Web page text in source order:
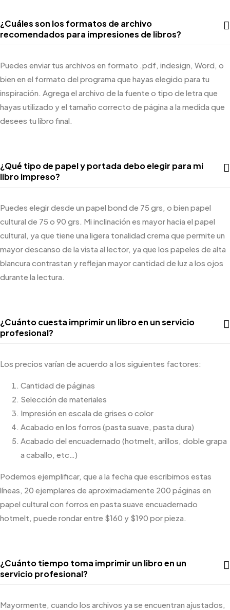
¿Cuáles son los formatos de archivo
recomendados para impresiones de libros?
Puedes enviar tus archivos en formato .pdf, indesign, Word, o
bien en el formato del programa que hayas elegido para tu
inspiración. Agrega el archivo de la fuente o tipo de letra que
hayas utilizado y el tamaño correcto de página a la medida que
desees tu libro final.
¿Qué tipo de papel y portada debo elegir para mi
libro impreso?
Puedes elegir desde un papel bond de 75 grs, o bien papel
cultural de 75 o 90 grs. Mi inclinación es mayor hacia el papel
cultural, ya que tiene una ligera tonalidad crema que permite un
mayor descanso de la vista al lector, ya que los papeles de alta
blancura contrastan y reflejan mayor cantidad de luz a los ojos
durante la lectura.
¿Cuánto cuesta imprimir un libro en un servicio
profesional?
Los precios varían de acuerdo a los siguientes factores:
Cantidad de páginas
Selección de materiales
Impresión en escala de grises o color
Acabado en los forros (pasta suave, pasta dura)
Acabado del encuadernado (hotmelt, arillos, doble grapa
a caballo, etc…)
Podemos ejemplificar, que a la fecha que escribimos estas
líneas, 20 ejemplares de aproximadamente 200 páginas en
papel cultural con forros en pasta suave encuadernado
hotmelt, puede rondar entre $160 y $190 por pieza.
¿Cuánto tiempo toma imprimir un libro en un
servicio profesional?
Mayormente, cuando los archivos ya se encuentran ajustados,